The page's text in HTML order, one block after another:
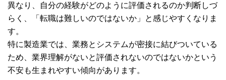
異なり、自分の経験がどのように評価されるのか判断しづ
らく、「転職は難しいのではないか」と感じやすくなりま
す。
特に製造業では、業務とシステムが密接に結びついている
ため、業界理解がないと評価されないのではないかという
不安も生まれやすい傾向があります。